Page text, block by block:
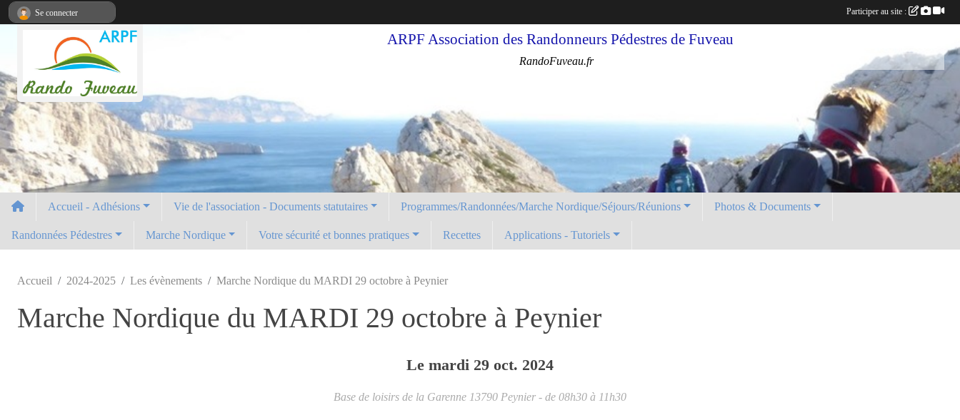
ARPF Association des Randonneurs Pédestres de Fuveau
RandoFuveau.fr
Accueil - Adhésions Vie de l'association - Documents statutaires Programmes/Randonnées/Marche Nordique/Séjours/Réunions Photos & Documents
Randonnées Pédestres Marche Nordique Votre sécurité et bonnes pratiques Recettes Applications - Tutoriels
Accueil 2024-2025 Les évènements Marche Nordique du MARDI 29 octobre à Peynier
Marche Nordique du MARDI 29 octobre à Peynier
Le mardi 29 oct. 2024
Base de loisirs de la Garenne 13790 Peynier - de 08h30 à 11h30
Se connecter Participer au site :
Panneau de gestion des cookies